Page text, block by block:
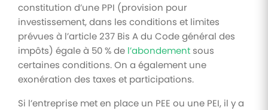
constitution d’une PPI (provision pour
investissement, dans les conditions et limites
prévues à l’article 237 Bis A du Code général des
impôts) égale à 50 % de l’abondement sous
certaines conditions. On a également une
exonération des taxes et participations.
Si l’entreprise met en place un PEE ou une PEI, il y a